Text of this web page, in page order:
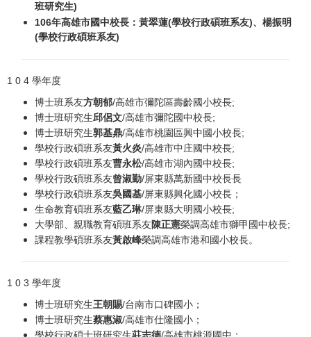
班研究生)
106年高雄市國中校長： 黃翠蓮(學校行政碩班系友)、楊振明
(學校行政碩班系友)
1 0 4 學年度
博士班系友方朝郁/高雄市彌陀區壽齡國小校長;
博士班研究生邱侶文/高雄市彌陀國中校長;
博士班研究生郭基鼎/高雄市桃園區興中國小校長;
學校行政碩班系友黃火炎/高雄市中庄國中校長;
學校行政碩班系友曹永松/高雄市湖內國中校長;
學校行政碩班系友曾淑勤/屏東縣萬新國中校長長
學校行政碩班系友吳國基/屏東縣興化國小校長；
生命教育碩班系友藍乙琳/屏東縣大明國小校長;
大學部、親職教育碩班系友陳正憲榮調高雄市獅甲國中校長;
課程教學碩班系友黃啟峰榮調高雄市港和國小校長。
1 0 3 學年度
博士班研究生王朝賜/台南市口碑國小；
博士班研究生蔡惠淑/高雄市仕隆國小；